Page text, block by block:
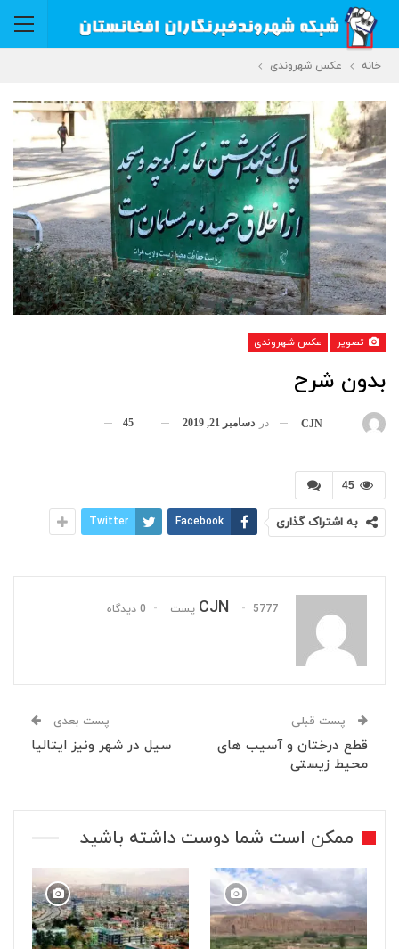
خانه عکس شهروندی
تصویر عکس شهروندی
بدون شرح
CJN در دسامبر 21, 2019 45
45
به اشتراک گذاری Facebook
Twitter
CJN 5777 پست 0 دیدگاه
پست قبلی
قطع درختان و آسیب های
محیط زیستی
پست بعدی
سیل در شهر ونیز ایتالیا
ممکن است شما دوست داشته باشید